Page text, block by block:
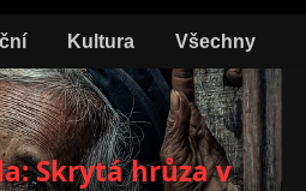
Kultura Všechny
Skrytá hrůza v